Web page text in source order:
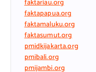
faktariau.org
faktapapua.org
faktamaluku.org
faktasumut.org
pmidkijakarta.org
pmibali.org
pmijambi.org